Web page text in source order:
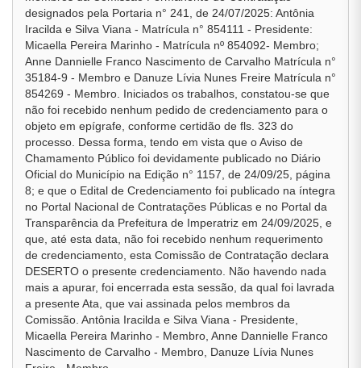
designados pela Portaria n° 241, de 24/07/2025: Antônia
Iracilda e Silva Viana - Matrícula n° 854111 - Presidente:
Micaella Pereira Marinho - Matrícula nº 854092- Membro;
Anne Dannielle Franco Nascimento de Carvalho Matrícula n°
35184-9 - Membro e Danuze Lívia Nunes Freire Matrícula n°
854269 - Membro. Iniciados os trabalhos, constatou-se que
não foi recebido nenhum pedido de credenciamento para o
objeto em epígrafe, conforme certidão de fls. 323 do
processo. Dessa forma, tendo em vista que o Aviso de
Chamamento Público foi devidamente publicado no Diário
Oficial do Município na Edição n° 1157, de 24/09/25, página
8; e que o Edital de Credenciamento foi publicado na íntegra
no Portal Nacional de Contratações Públicas e no Portal da
Transparência da Prefeitura de Imperatriz em 24/09/2025, e
que, até esta data, não foi recebido nenhum requerimento
de credenciamento, esta Comissão de Contratação declara
DESERTO o presente credenciamento. Não havendo nada
mais a apurar, foi encerrada esta sessão, da qual foi lavrada
a presente Ata, que vai assinada pelos membros da
Comissão. Antônia Iracilda e Silva Viana - Presidente,
Micaella Pereira Marinho - Membro, Anne Dannielle Franco
Nascimento de Carvalho - Membro, Danuze Lívia Nunes